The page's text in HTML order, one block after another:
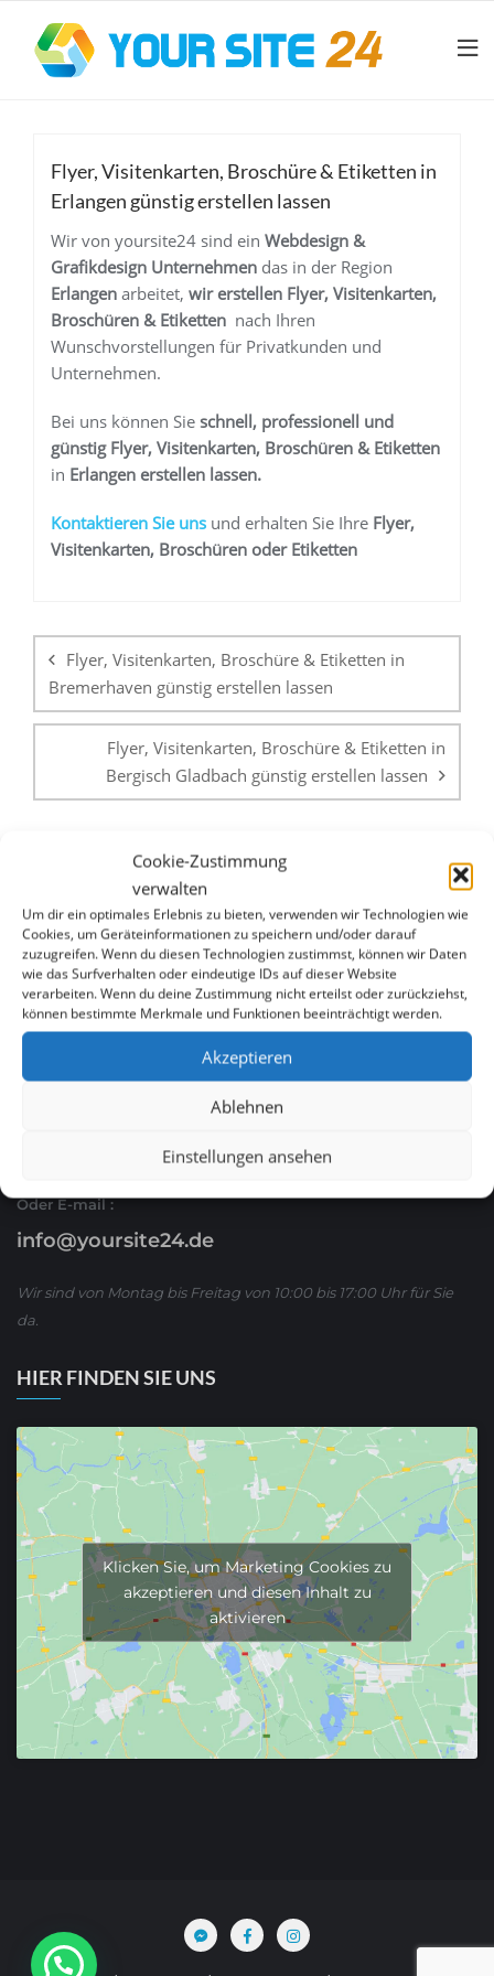
Cookie-Zustimmung
verwalten
Um dir ein optimales Erlebnis zu bieten, verwenden wir Technologien wie
Cookies, um Geräteinformationen zu speichern und/oder darauf
zuzugreifen. Wenn du diesen Technologien zustimmst, können wir Daten
wie das Surfverhalten oder eindeutige IDs auf dieser Website
verarbeiten. Wenn du deine Zustimmung nicht erteilst oder zurückziehst,
können bestimmte Merkmale und Funktionen beeinträchtigt werden.
Akzeptieren
Ablehnen
Einstellungen ansehen
Flyer, Visitenkarten, Broschüre & Etiketten in
Erlangen günstig erstellen lassen
Wir von yoursite24 sind ein Webdesign &
Grafikdesign Unternehmen das in der Region
Erlangen arbeitet, wir erstellen Flyer, Visitenkarten,
Broschüren & Etiketten nach Ihren
Wunschvorstellungen für Privatkunden und
Unternehmen.
Bei uns können Sie schnell, professionell und
günstig Flyer, Visitenkarten, Broschüren & Etiketten
in Erlangen erstellen lassen.
Kontaktieren Sie uns und erhalten Sie Ihre Flyer,
Visitenkarten, Broschüren oder Etiketten
Flyer, Visitenkarten, Broschüre & Etiketten in
Bremerhaven günstig erstellen lassen
Flyer, Visitenkarten, Broschüre & Etiketten in
Bergisch Gladbach günstig erstellen lassen
WHATSAPP & E-MAIL
Ruf Sie uns an
oder schreiben Sie uns über WhatsApp:
01590/ 8 63 65 63
Oder E-mail :
info@yoursite24.de
Wir sind von Montag bis Freitag von 10:00 bis 17:00 Uhr für Sie
da.
HIER FINDEN SIE UNS
Klicken Sie, um Marketing Cookies zu
akzeptieren und diesen Inhalt zu
aktivieren